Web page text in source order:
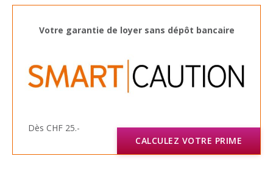
Votre garantie de loyer sans dépôt bancaire
Dès CHF 25.-
CALCULEZ VOTRE PRIME